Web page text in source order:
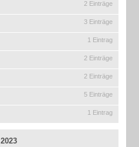
2 Einträge
3 Einträge
1 Eintrag
2 Einträge
2 Einträge
5 Einträge
1 Eintrag
2023